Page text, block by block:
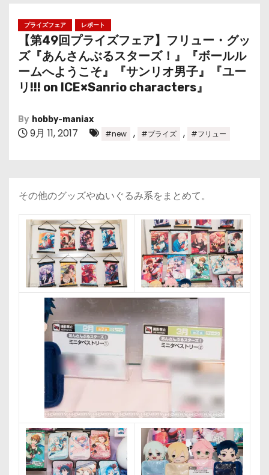
プライズフェア レポート
【第49回プライズフェア】フリュー・グッ
ズ『あんさんぶるスターズ！』『ボールル
ームへようこそ』『サンリオ男子』『ユー
リ!!! on ICE×Sanrio characters』
By hobby-maniax
9月 11, 2017 #new , #プライズ , #フリュー
その他のグッズやぬいぐるみ系をまとめて。